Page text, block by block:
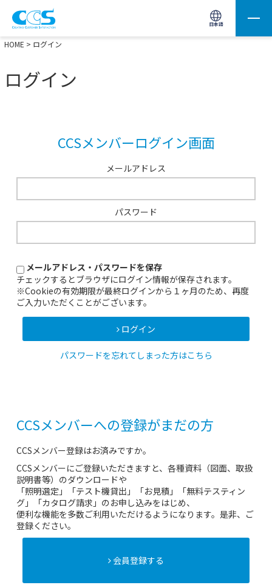
日本語
画像処理用の製品検索 サイト内検索(Enterで実行)
HOME > ログイン
ログイン
CCSメンバーログイン画面
メールアドレス
パスワード
メールアドレス・パスワードを保存
チェックするとブラウザにログイン情報が保存されます。
※Cookieの有効期限が最終ログインから１ヶ月のため、再度
ご入力いただくことがございます。
ログイン
パスワードを忘れてしまった方はこちら
CCSメンバーへの登録がまだの方
CCSメンバー登録はお済みですか。
CCSメンバーにご登録いただきますと、各種資料（図面、取扱
説明書等）のダウンロードや
「照明選定」「テスト機貸出」「お見積」「無料テスティン
グ」「カタログ請求」のお申し込みをはじめ、
便利な機能を多数ご利用いただけるようになります。是非、ご
登録ください。
会員登録する